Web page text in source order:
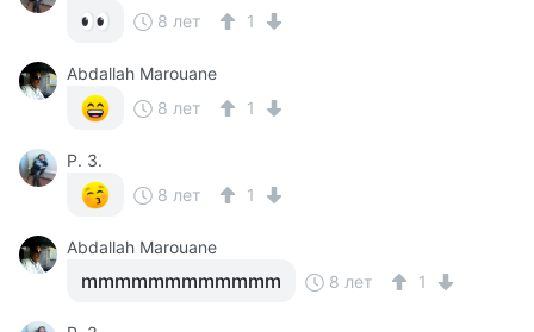
8 лет
1
Abdallah Marouane
8 лет
1
Р. З.
8 лет
1
Abdallah Marouane
mmmmmmmmmmmm 8 лет 1